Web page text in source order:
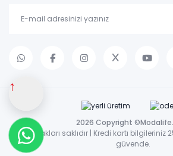
↑
2026 Copyright
Tüm hakları saklıdır | Kredi kartı bilgileriniz
güvende.